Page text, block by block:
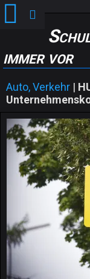
immer vor
Auto, Verkehr |